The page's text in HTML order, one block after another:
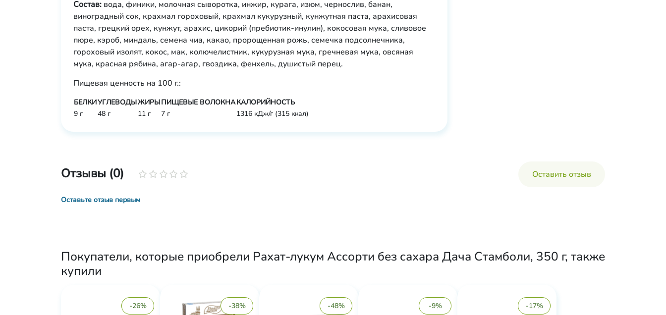
Состав: вода, финики, молочная сыворотка, инжир, курага, изюм, чернослив, банан,
виноградный сок, крахмал гороховый, крахмал кукурузный, кунжутная паста, арахисовая
паста, грецкий орех, кунжут, арахис, цикорий (пребиотик-инулин), кокосовая мука, сливовое
пюре, кэроб, миндаль, семена чиа, какао, пророщенная рожь, семечка подсолнечника,
гороховый изолят, кокос, мак, колючелистник, кукурузная мука, гречневая мука, овсяная
мука, красная рябина, агар-агар, гвоздика, фенхель, душистый перец.
Пищевая ценность на 100 г.:
БЕЛКИУГЛЕВОДЫЖИРЫПИЩЕВЫЕ ВОЛОКНАКАЛОРИЙНОСТЬ
9 г
48 г 11 г 7 г 1316 кДж/г (315 ккал)
Отзывы (0) Оставить отзыв
Оставьте отзыв первым
Покупатели, которые приобрели Рахат-лукум Ассорти без сахара Дача Стамболи, 350 г, также
купили
-26% -38% -48% -9% -17%